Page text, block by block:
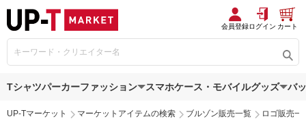
会員登録ログイン カート
Tシャツパーカーファッション スマホケース・モバイルグッズ バ
UP-Tマーケット マーケットアイテムの検索 ブルゾン販売一覧 ロゴ販売一